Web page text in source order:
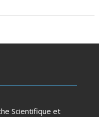
Scientifique et